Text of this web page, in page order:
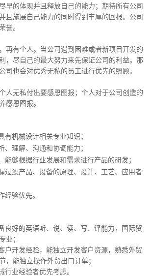
早的体现并且释放自己的能力；期待所有公司
且施展自己能力的同时得到丰厚的回报。公司
誉。
再有个人。当公司遇到困难或者新项目开发的
，尽自己的最大努力来先保证公司的利益。那
司也会对优秀无私的员工进行优先的照顾。
人无私付出要感恩图报；个人对于公司创造的
感恩图报。
有机械设计相关专业知识；
、理解、沟通和协调能力；
能够根据行业发展和需求进行产品的研发；
过滤产品、设备的原理、设计、工艺、应用者
经验优先。
良好的英语听、说、读、写、译能力，国际贸
业；
户开发经验，能独立开发客户资源，熟悉外贸
，能独立操作外贸出口订单；
行业经验者优先考虑。